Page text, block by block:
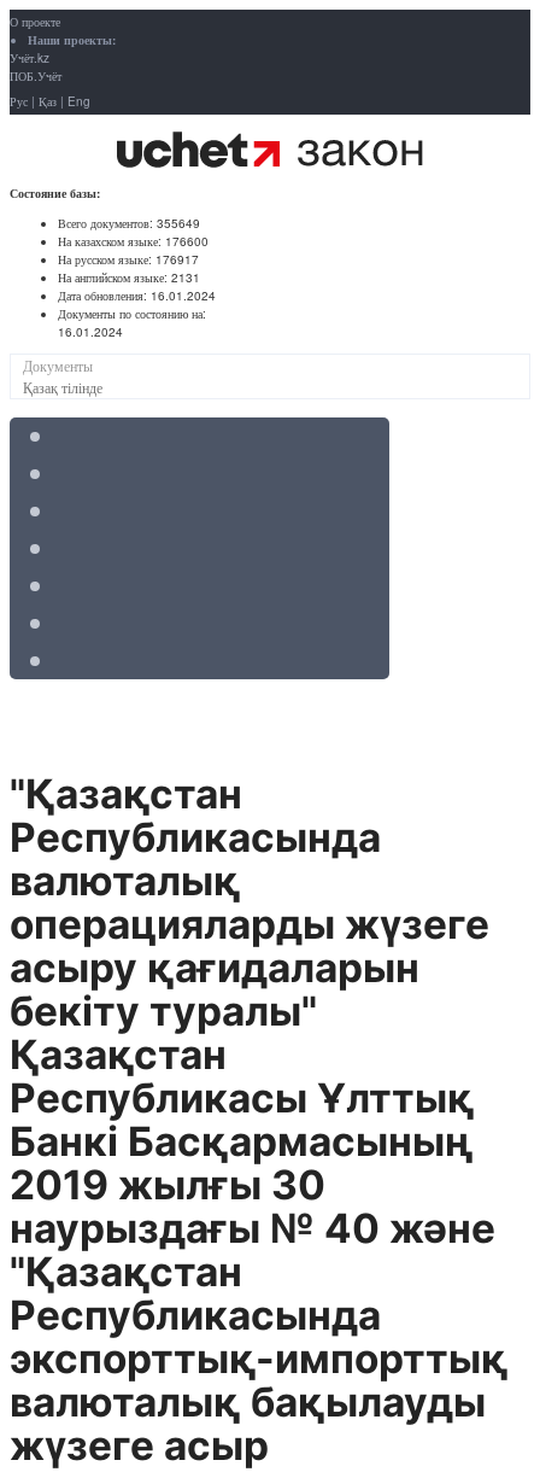
О проекте
Наши проекты:
Учёт.kz
ПОБ.Учёт
Рус | Қаз | Eng
Состояние базы:
Всего документов: 355649
На казахском языке: 176600
На русском языке: 176917
На английском языке: 2131
Дата обновления: 16.01.2024
Документы по состоянию на:
16.01.2024
Документы
Қазақ тілінде
"Қазақстан
Республикасында
валюталық
операцияларды жүзеге
асыру қағидаларын
бекіту туралы"
Қазақстан
Республикасы Ұлттық
Банкі Басқармасының
2019 жылғы 30
наурыздағы № 40 және
"Қазақстан
Республикасында
экспорттық-импорттық
валюталық бақылауды
жүзеге асыр